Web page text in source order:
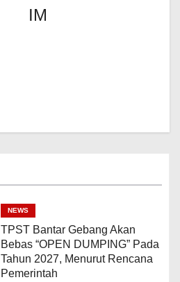
IM
NEWS
TPST Bantar Gebang Akan
Bebas “OPEN DUMPING” Pada
Tahun 2027, Menurut Rencana
Pemerintah